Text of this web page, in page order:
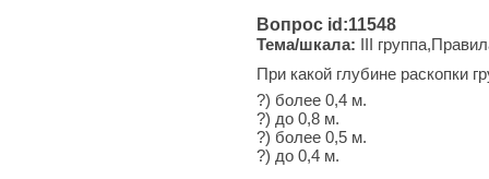
Вопрос id:11548
Тема/шкала: III
При какой глубине раскопки
?) более 0,4 м.
?) до 0,8 м.
?) более 0,5 м.
?) до 0,4 м.